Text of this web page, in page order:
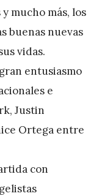
mucho más, los
buenas nuevas
vidas.
entusiasmo
e
Justin
Ortega entre
con